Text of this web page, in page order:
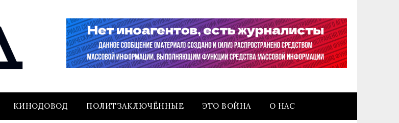
КИНОДОВОД ПОЛИТЗАКЛЮЧЁННЫЕ ЭТО ВОЙНА О НАС